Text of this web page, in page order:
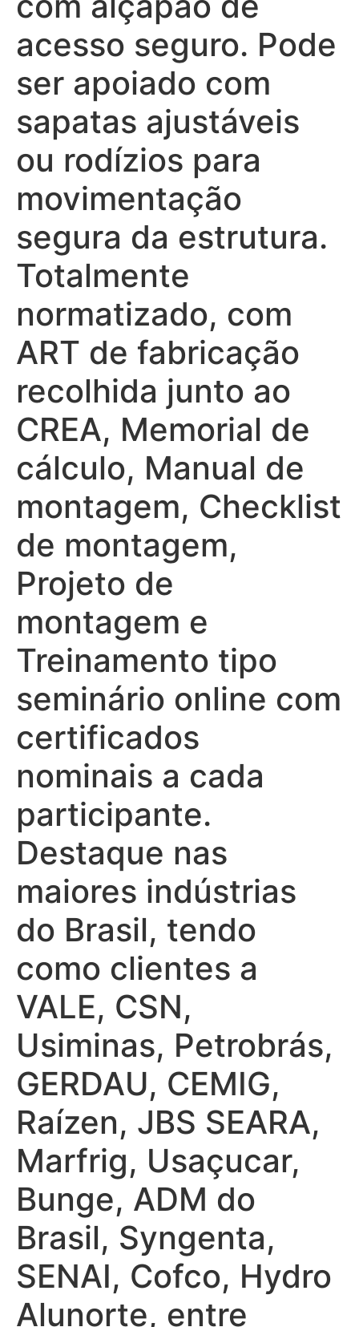
acesso seguro. Pode
ser apoiado com
sapatas ajustáveis
ou rodízios para
movimentação
segura da estrutura.
Totalmente
normatizado, com
ART de fabricação
recolhida junto ao
CREA, Memorial de
cálculo, Manual de
montagem, Checklist
de montagem,
Projeto de
montagem e
Treinamento tipo
seminário online com
certificados
nominais a cada
participante.
Destaque nas
maiores indústrias
do Brasil, tendo
como clientes a
VALE, CSN,
Usiminas, Petrobrás,
GERDAU, CEMIG,
Raízen, JBS SEARA,
Marfrig, Usaçucar,
Bunge, ADM do
Brasil, Syngenta,
SENAI, Cofco, Hydro
Alunorte, entre